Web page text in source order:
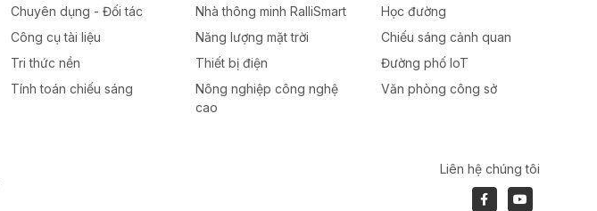
Chuyên dụng - Đối tác
Công cụ tài liệu
Tri thức nền
Tính toán chiếu sáng
Nhà thông minh RalliSmart
Năng lượng mặt trời
Thiết bị điện
Nông nghiệp công nghệ
cao
Học đường
Chiếu sáng cảnh quan
Đường phố IoT
Văn phòng công sở
Liên hệ chúng tôi